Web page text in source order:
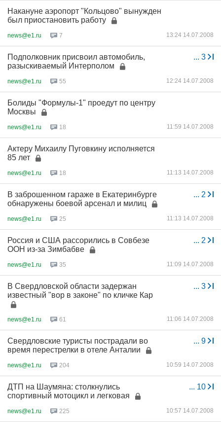
Накануне аэропорт "Кольцово" вынужден
был приостановить работу
news@e1.ru 7 13:24 14.07.2008
... 3
Подполковник присвоил автомобиль,
разыскиваемый Интерполом
news@e1.ru 55 12:24 14.07.2008
Болиды "Формулы-1" проедут по центру
Москвы
news@e1.ru 18 11:59 14.07.2008
Актеру Михаилу Пуговкину исполняется
85 лет
news@e1.ru 18 11:13 14.07.2008
... 2
В заброшенном гараже в Екатеринбурге
обнаружены боевой арсенал и милиц
news@e1.ru 25 11:13 14.07.2008
... 2
Россия и США рассорились в Совбезе
ООН из-за Зимбабве
news@e1.ru 35 11:09 14.07.2008
... 3
В Свердловской области задержан
известный "вор в законе" по кличке Кар
news@e1.ru 61 11:06 14.07.2008
... 9
Свердловские туристы пострадали во
время перестрелки в отеле Анталии
news@e1.ru 204 10:59 14.07.2008
... 10
ДТП на Шаумяна: столкнулись
спортивный мотоцикл и легковая
news@e1.ru 225 10:57 14.07.2008